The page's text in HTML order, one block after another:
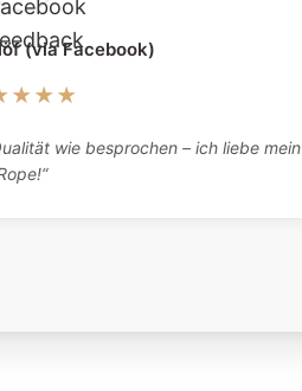
(via Facebook)
wie besprochen – ich liebe mein